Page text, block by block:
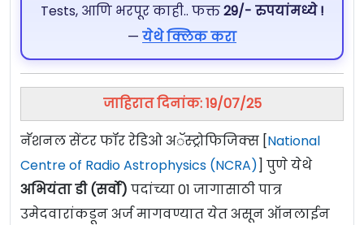
Tests, आणि भरपूर काही.. फक्त29/- रुपयांमध्ये !
— येथे क्लिक करा
जाहिरात दिनांक: 19/07/25
नॅशनल सेंटर फॉर रेडिओ अॅस्ट्रोफिजिक्स [National
Centre of Radio Astrophysics (NCRA)] पुणे येथे
अभियंता डी (सर्वो) पदांच्या 01 जागासाठी पात्र
उमेदवारांकडून अर्ज मागवण्यात येत असून ऑनलाईन